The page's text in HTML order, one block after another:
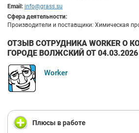
Email: info@grass.su
Сфера деятельности:
Производители и поставщики: Химическая
ОТЗЫВ СОТРУДНИКА WORKER О
ГОРОДЕ ВОЛЖСКИЙ ОТ 04.03.2026
Worker
Плюсы в работе